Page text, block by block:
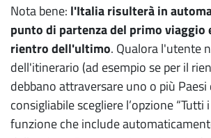
Nota bene: l'Italia risulterà in
punto di partenza del primo viaggio
rientro dell'ultimo. Qualora l'utente
dell'itinerario (ad esempio se per il
debbano attraversare uno o più Paesi
consigliabile scegliere l’opzione “Tutti
funzione che include